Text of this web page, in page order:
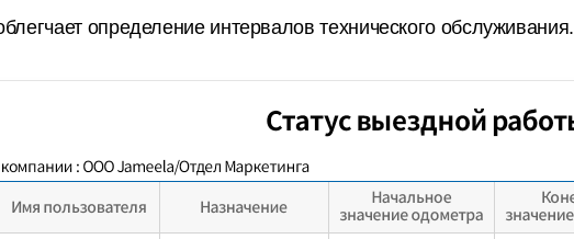
определение интервалов технического обслуживания.